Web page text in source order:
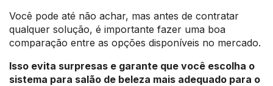
Você pode até não achar, mas antes de contratar
qualquer solução, é importante fazer uma boa
comparação entre as opções disponíveis no mercado.
Isso evita surpresas e garante que você escolha o
sistema para salão de beleza mais adequado para o